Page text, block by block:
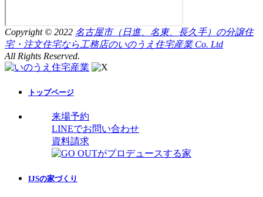
Copyright © 2022 名古屋市（日進、名東、長久手）の分譲住
宅・注文住宅なら工務店のいのうえ住宅産業 Co. Ltd
All Rights Reserved.
トップページ
来場予約
LINEでお問い合わせ
資料請求
IJSの家づくり